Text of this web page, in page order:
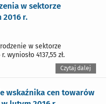
w sektorze
r.
w sektorze
4137,55 zł.
Czytaj dalej
wskaźnika cen towarów